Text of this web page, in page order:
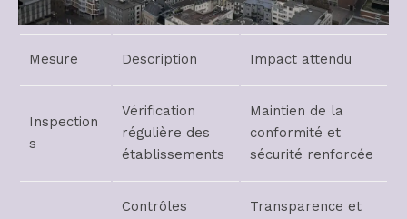
Mesure Description Impact attendu
Inspection
s
Vérification
régulière des
établissements
Maintien de la
conformité et
sécurité renforcée
Contrôles
Transparence et